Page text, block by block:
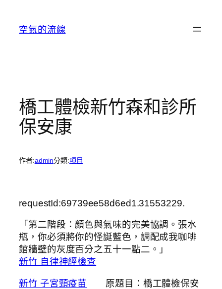
空氣的流線
橋工體檢新竹森和診所
保安康
作者:admin分類:項目
requestId:69739ee58d6ed1.31553229.
「第二階段：顏色與氣味的完美協調。張水
瓶，你必須將你的怪誕藍色，調配成我咖啡
館牆壁的灰度百分之五十一點二。」
新竹 自律神經檢查
新竹 子宮頸疫苗 原題目：橋工體檢保安